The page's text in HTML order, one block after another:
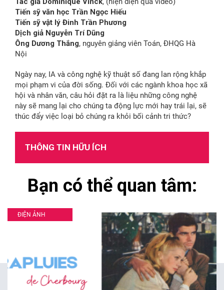
Tiến sỹ văn học Trần Ngọc Hiếu
Tiến sỹ vật lý Đinh Trần Phương
Dịch giả Nguyễn Trí Dũng
Ông Dương Thắng, nguyên giảng viên Toán, ĐHQG Hà
Nội
Ngày nay, IA và công nghệ kỹ thuật số đang lan rộng khắp
mọi phạm vi của đời sống. Đối với các ngành khoa học xã
hội và nhân văn, câu hỏi đặt ra là liệu những công nghệ
này sẽ mang lại cho chúng ta động lực mới hay trái lại, sẽ
thúc đẩy việc loại bỏ chúng ra khỏi bối cảnh tri thức?
THÔNG TIN HỮU ÍCH
Bạn có thể quan tâm:
ĐIỆN ẢNH